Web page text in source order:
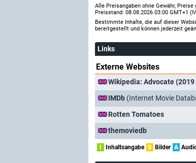
Alle Preisangaben ohne Gewähr,
Preisstand: 08.08.2026 03:00 GMT+1 (
Bestimmte Inhalte, die auf dieser
bereitgestellt und können jederzeit
Links
Externe Websites
Wikipedia: Advocate
IMDb (Internet Movie
Rotten Tomatoes
themoviedb
I Inhaltsangabe B Bilder A